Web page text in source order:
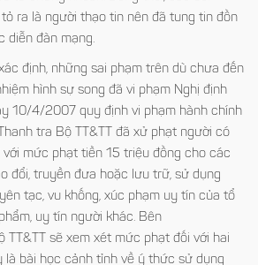
ra là người thạo tin nên đã tung tin đồn
diễn đàn mạng.
định, những sai phạm trên dù chưa đến
hình sự song đã vi phạm Nghị định
10/4/2007 quy định vi phạm hành chính
tra Bộ TT&TT đã xử phạt người có
với mức phạt tiền 15 triệu đồng cho các
đổi, truyền đưa hoặc lưu trữ, sử dụng
tạc, vu khống, xúc phạm uy tín của tổ
uy tín người khác. Bên
TT&TT sẽ xem xét mức phạt đối với hai
là bài học cảnh tỉnh về ý thức sử dụng